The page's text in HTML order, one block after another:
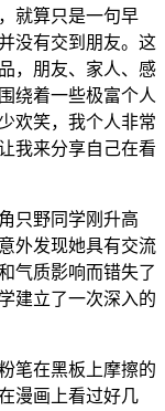
就算只是一句早
没有交到朋友。这
，朋友、家人、感
绕着一些极富个人
欢笑，我个人非常
我来分享自己在看
只野同学刚升高
外发现她具有交流
气质影响而错失了
建立了一次深入的
笔在黑板上摩擦的
漫画上看过好几